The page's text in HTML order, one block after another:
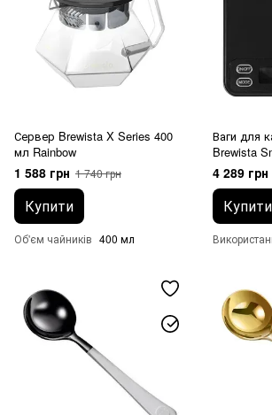
Сервер Brewista X Series 400
мл Rainbow
1 588 грн 1 740 грн
Купити
Об'єм чайників 400 мл
Ваги для
Brewista
4 289 грн
Купити